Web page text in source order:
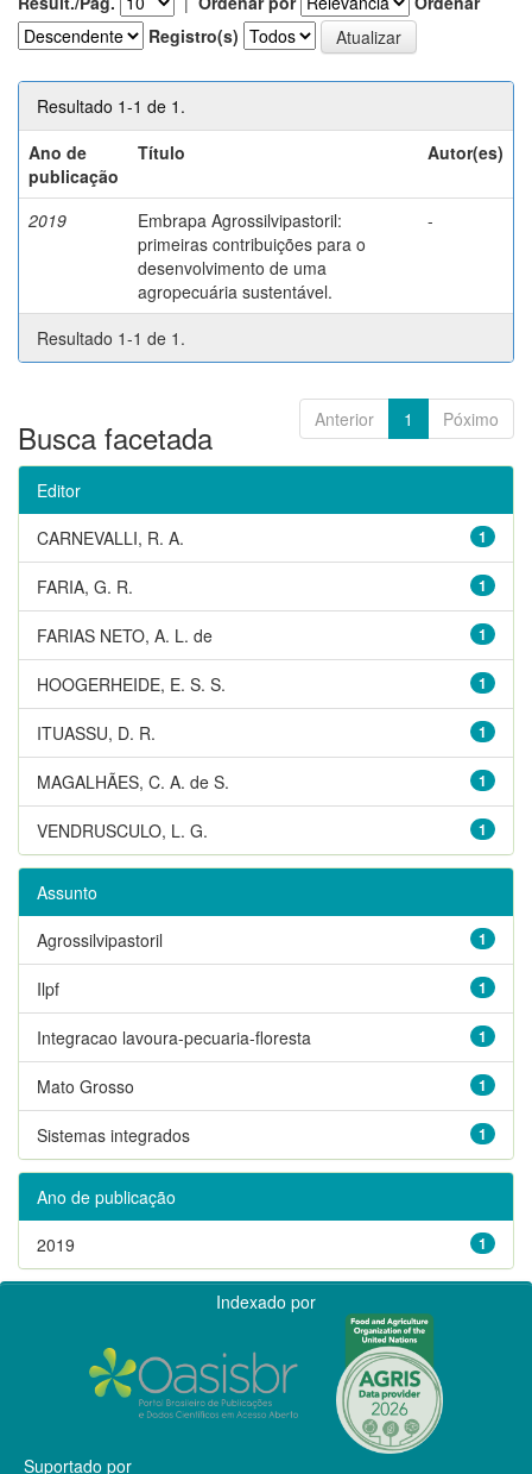
Registro(s)
Resultado 1-1 de 1.
Ano de
publicação
Título Autor(es)
2019
Embrapa Agrossilvipastoril:
primeiras contribuições para o
desenvolvimento de uma
agropecuária sustentável.
-
Resultado 1-1 de 1.
Anterior 1 Póximo
Busca facetada
Editor
1
CARNEVALLI, R. A.
1
FARIA, G. R.
1
FARIAS NETO, A. L. de
1
HOOGERHEIDE, E. S. S.
1
ITUASSU, D. R.
1
MAGALHÃES, C. A. de S.
1
VENDRUSCULO, L. G.
Assunto
1
Agrossilvipastoril
1
Ilpf
1
Integracao lavoura-pecuaria-floresta
1
Mato Grosso
1
Sistemas integrados
Ano de publicação
1
2019
Indexado por
Suportado por